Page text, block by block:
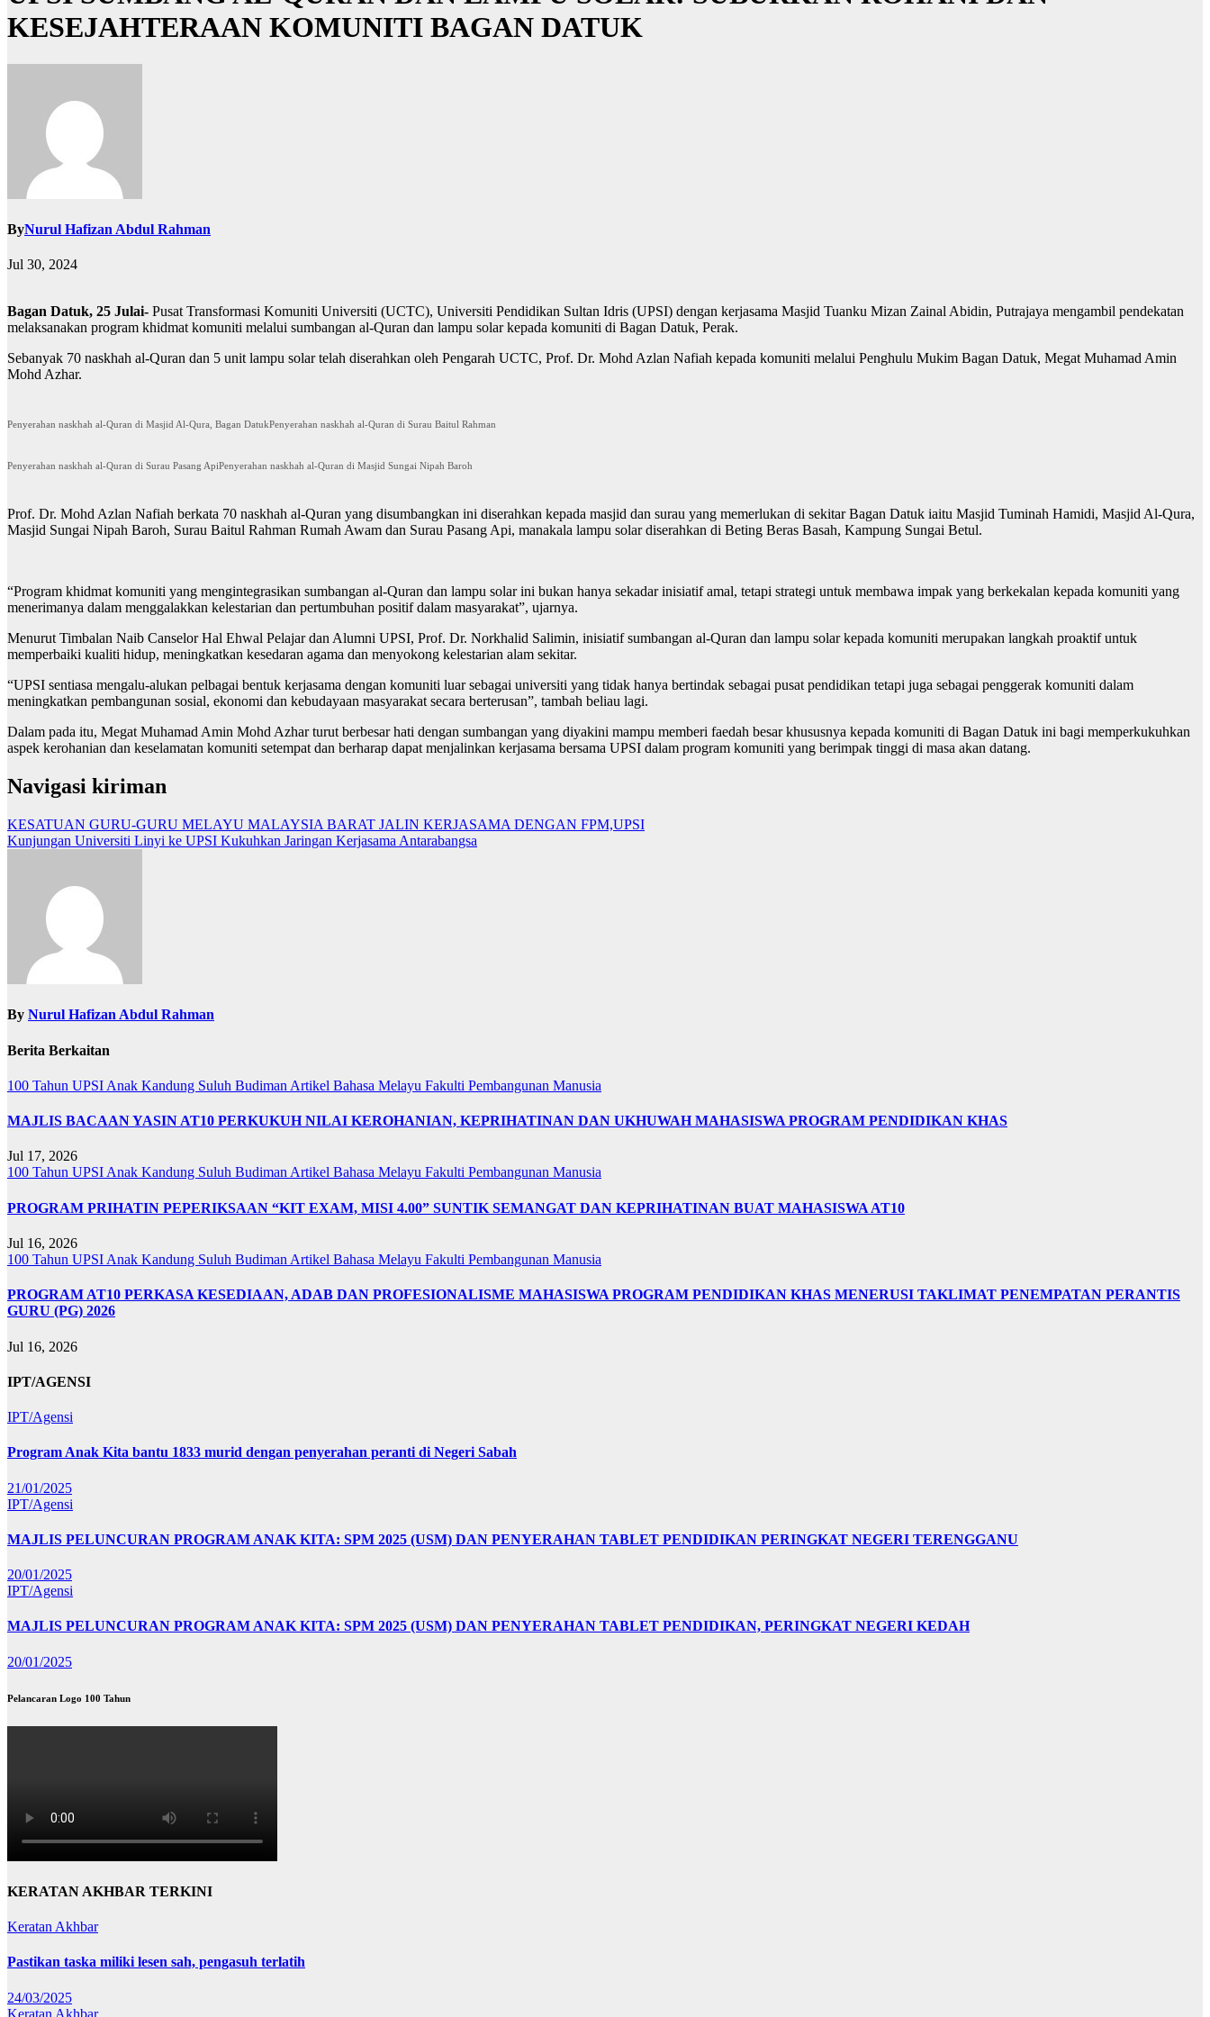
KESEJAHTERAAN KOMUNITI BAGAN DATUK
ByNurul Hafizan Abdul Rahman
Jul 30, 2024
Bagan Datuk, 25 Julai- Pusat Transformasi Komuniti Universiti (UCTC), Universiti Pendidikan Sultan Idris (UPSI) dengan kerjasama Masjid Tuanku Mizan Zainal Abidin, Putrajaya mengambil pendekatan
melaksanakan program khidmat komuniti melalui sumbangan al-Quran dan lampu solar kepada komuniti di Bagan Datuk, Perak.
Sebanyak 70 naskhah al-Quran dan 5 unit lampu solar telah diserahkan oleh Pengarah UCTC, Prof. Dr. Mohd Azlan Nafiah kepada komuniti melalui Penghulu Mukim Bagan Datuk, Megat Muhamad Amin
Mohd Azhar.
Penyerahan naskhah al-Quran di Masjid Al-Qura, Bagan DatukPenyerahan naskhah al-Quran di Surau Baitul Rahman
Penyerahan naskhah al-Quran di Surau Pasang ApiPenyerahan naskhah al-Quran di Masjid Sungai Nipah Baroh
Prof. Dr. Mohd Azlan Nafiah berkata 70 naskhah al-Quran yang disumbangkan ini diserahkan kepada masjid dan surau yang memerlukan di sekitar Bagan Datuk iaitu Masjid Tuminah Hamidi, Masjid Al-Qura,
Masjid Sungai Nipah Baroh, Surau Baitul Rahman Rumah Awam dan Surau Pasang Api, manakala lampu solar diserahkan di Beting Beras Basah, Kampung Sungai Betul.
“Program khidmat komuniti yang mengintegrasikan sumbangan al-Quran dan lampu solar ini bukan hanya sekadar inisiatif amal, tetapi strategi untuk membawa impak yang berkekalan kepada komuniti yang
menerimanya dalam menggalakkan kelestarian dan pertumbuhan positif dalam masyarakat”, ujarnya.
Menurut Timbalan Naib Canselor Hal Ehwal Pelajar dan Alumni UPSI, Prof. Dr. Norkhalid Salimin, inisiatif sumbangan al-Quran dan lampu solar kepada komuniti merupakan langkah proaktif untuk
memperbaiki kualiti hidup, meningkatkan kesedaran agama dan menyokong kelestarian alam sekitar.
“UPSI sentiasa mengalu-alukan pelbagai bentuk kerjasama dengan komuniti luar sebagai universiti yang tidak hanya bertindak sebagai pusat pendidikan tetapi juga sebagai penggerak komuniti dalam
meningkatkan pembangunan sosial, ekonomi dan kebudayaan masyarakat secara berterusan”, tambah beliau lagi.
Dalam pada itu, Megat Muhamad Amin Mohd Azhar turut berbesar hati dengan sumbangan yang diyakini mampu memberi faedah besar khususnya kepada komuniti di Bagan Datuk ini bagi memperkukuhkan
aspek kerohanian dan keselamatan komuniti setempat dan berharap dapat menjalinkan kerjasama bersama UPSI dalam program komuniti yang berimpak tinggi di masa akan datang.
Navigasi kiriman
KESATUAN GURU-GURU MELAYU MALAYSIA BARAT JALIN KERJASAMA DENGAN FPM,UPSI
Kunjungan Universiti Linyi ke UPSI Kukuhkan Jaringan Kerjasama Antarabangsa
By Nurul Hafizan Abdul Rahman
Berita Berkaitan
100 Tahun UPSI Anak Kandung Suluh Budiman Artikel Bahasa Melayu Fakulti Pembangunan Manusia
MAJLIS BACAAN YASIN AT10 PERKUKUH NILAI KEROHANIAN, KEPRIHATINAN DAN UKHUWAH MAHASISWA PROGRAM PENDIDIKAN KHAS
Jul 17, 2026
100 Tahun UPSIAnak Kandung Suluh BudimanArtikel Bahasa Melayu Fakulti Pembangunan Manusia
PROGRAM PRIHATIN PEPERIKSAAN “KIT EXAM, MISI 4.00” SUNTIK SEMANGAT DAN KEPRIHATINAN BUAT MAHASISWA AT10
Jul 16, 2026
100 Tahun UPSI Anak Kandung Suluh Budiman Artikel Bahasa Melayu Fakulti Pembangunan Manusia
PROGRAM AT10 PERKASA KESEDIAAN, ADAB DAN PROFESIONALISME MAHASISWA PROGRAM PENDIDIKAN KHAS MENERUSI TAKLIMAT PENEMPATAN PERANTIS
GURU (PG) 2026
Jul 16, 2026
IPT/AGENSI
IPT/Agensi
Program Anak Kita bantu 1833 murid dengan penyerahan peranti di Negeri Sabah
21/01/2025
IPT/Agensi
MAJLIS PELUNCURAN PROGRAM ANAK KITA: SPM 2025 (USM) DAN PENYERAHAN TABLET PENDIDIKAN PERINGKAT NEGERI TERENGGANU
20/01/2025
IPT/Agensi
MAJLIS PELUNCURAN PROGRAM ANAK KITA: SPM 2025 (USM) DAN PENYERAHAN TABLET PENDIDIKAN, PERINGKAT NEGERI KEDAH
20/01/2025
Pelancaran Logo 100 Tahun
KERATAN AKHBAR TERKINI
Keratan Akhbar
Pastikan taska miliki lesen sah, pengasuh terlatih
24/03/2025
Keratan Akhbar